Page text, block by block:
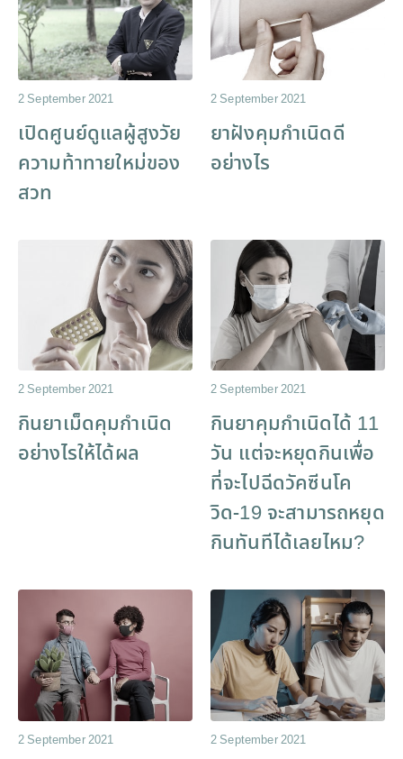
2 September 2021
เปิดศูนย์ดูแลผู้สูงวัย
ความท้าทายใหม่ของ
สวท
2 September 2021
ยาฝังคุมกำเนิดดี
อย่างไร
2 September 2021
กินยาเม็ดคุมกำเนิด
อย่างไรให้ได้ผล
2 September 2021
กินยาคุมกำเนิดได้ 11
วัน แต่จะหยุดกินเพื่อ
ที่จะไปฉีดวัคซีนโค
วิด-19 จะสามารถหยุด
กินทันทีได้เลยไหม?
2 September 2021 2 September 2021